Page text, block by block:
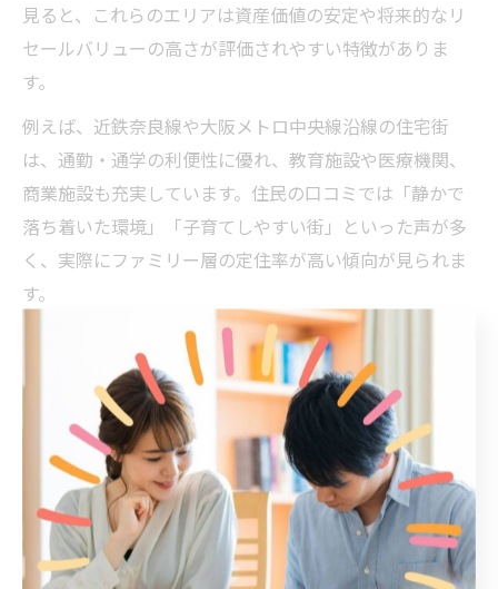
見ると、これらのエリアは資産価値の安定や将来的なリ
セールバリューの高さが評価されやすい特徴がありま
す。
例えば、近鉄奈良線や大阪メトロ中央線沿線の住宅街
は、通勤・通学の利便性に優れ、教育施設や医療機関、
商業施設も充実しています。住民の口コミでは「静かで
落ち着いた環境」「子育てしやすい街」といった声が多
く、実際にファミリー層の定住率が高い傾向が見られま
す。
一方で、地域によっては開発計画や人口動態の変化によ
り、今後の住環境が変化する可能性もあります。購入前
には不動産会社の担当者から最新の地域情報をヒアリン
グし、将来性も含めて慎重に判断することが求められま
す。
高級エリアの不動産需要と住宅選びの基準
東大阪市の高級エリアでは、住環境の安心感や利便性、